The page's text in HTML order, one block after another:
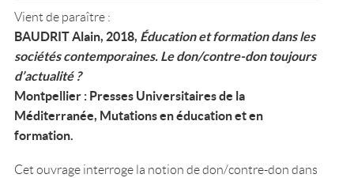
Vient de paraître :
BAUDRIT Alain, 2018, Éducation et formation dans les
sociétés contemporaines. Le don/contre-don toujours
d’actualité ?
Montpellier : Presses Universitaires de la
Méditerranée, Mutations en éducation et en
formation.
Cet ouvrage interroge la notion de don/contre-don dans